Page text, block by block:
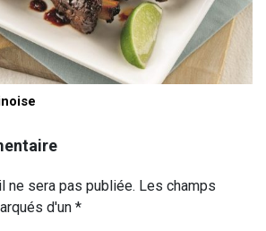
ne sera pas publiée. Les champs
d'un *